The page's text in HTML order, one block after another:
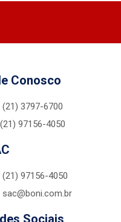
Conosco
(21) 3797-6700
(21) 97156-4050
(21) 97156-4050
sac@boni.com.br
Sociais